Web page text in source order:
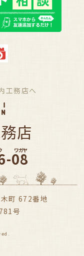
工務店へ
08
ワガヤ
町 672番地
号